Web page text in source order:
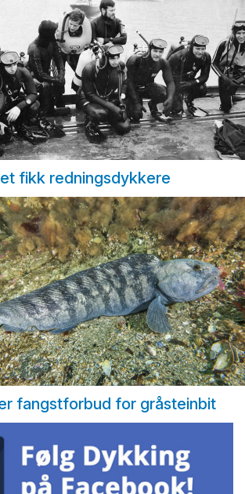
fikk redningsdykkere
fangstforbud for gråsteinbit